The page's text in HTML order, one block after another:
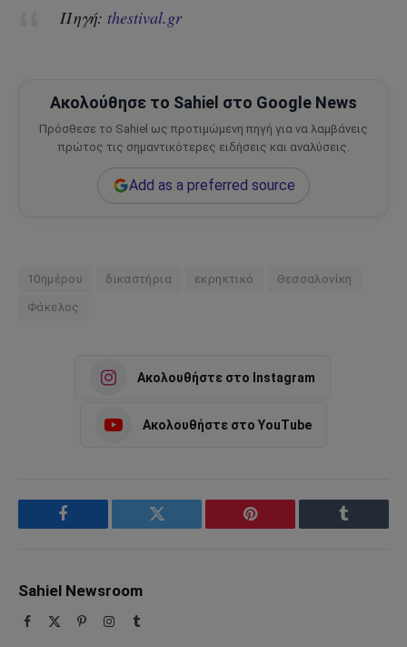
Πηγή: thestival.gr
Ακολούθησε το Sahiel στο Google News
Πρόσθεσε το Sahiel ως προτιμώμενη πηγή για να λαμβάνεις
πρώτος τις σημαντικότερες ειδήσεις και αναλύσεις.
Add as a preferred source
10ημέρου δικαστήρια εκρηκτικό Θεσσαλονίκη
Φάκελος
Ακολουθήστε στο Instagram
Ακολουθήστε στο YouTube
Facebook Twitter Pinterest Tumblr
Sahiel Newsroom
Facebook PinterestInstagram
Tumblr